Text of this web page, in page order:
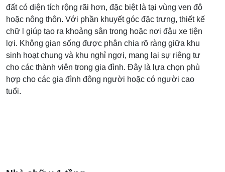
đất có diện tích rộng rãi hơn, đặc biệt là tại vùng ven đô
hoặc nông thôn. Với phần khuyết góc đặc trưng, thiết kế
chữ l giúp tạo ra khoảng sân trong hoặc nơi đậu xe tiện
lợi. Không gian sống được phân chia rõ ràng giữa khu
sinh hoạt chung và khu nghỉ ngơi, mang lại sự riêng tư
cho các thành viên trong gia đình. Đây là lựa chọn phù
hợp cho các gia đình đông người hoặc có người cao
tuổi.